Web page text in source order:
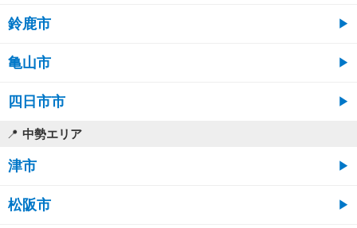
鈴鹿市
亀山市
四日市市
中勢エリア
津市
松阪市